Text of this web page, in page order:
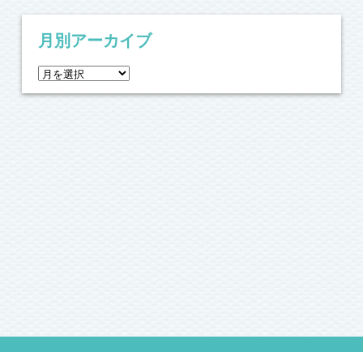
月別アーカイブ
月
別